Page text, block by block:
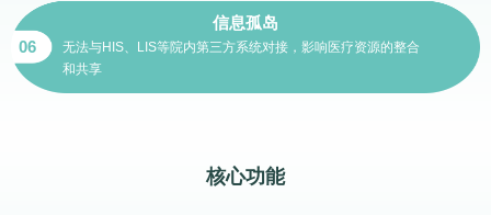
信息孤岛
无法与HIS、LIS等院内第三方系统对接，影响医疗资源的整合
和共享
06
核心功能